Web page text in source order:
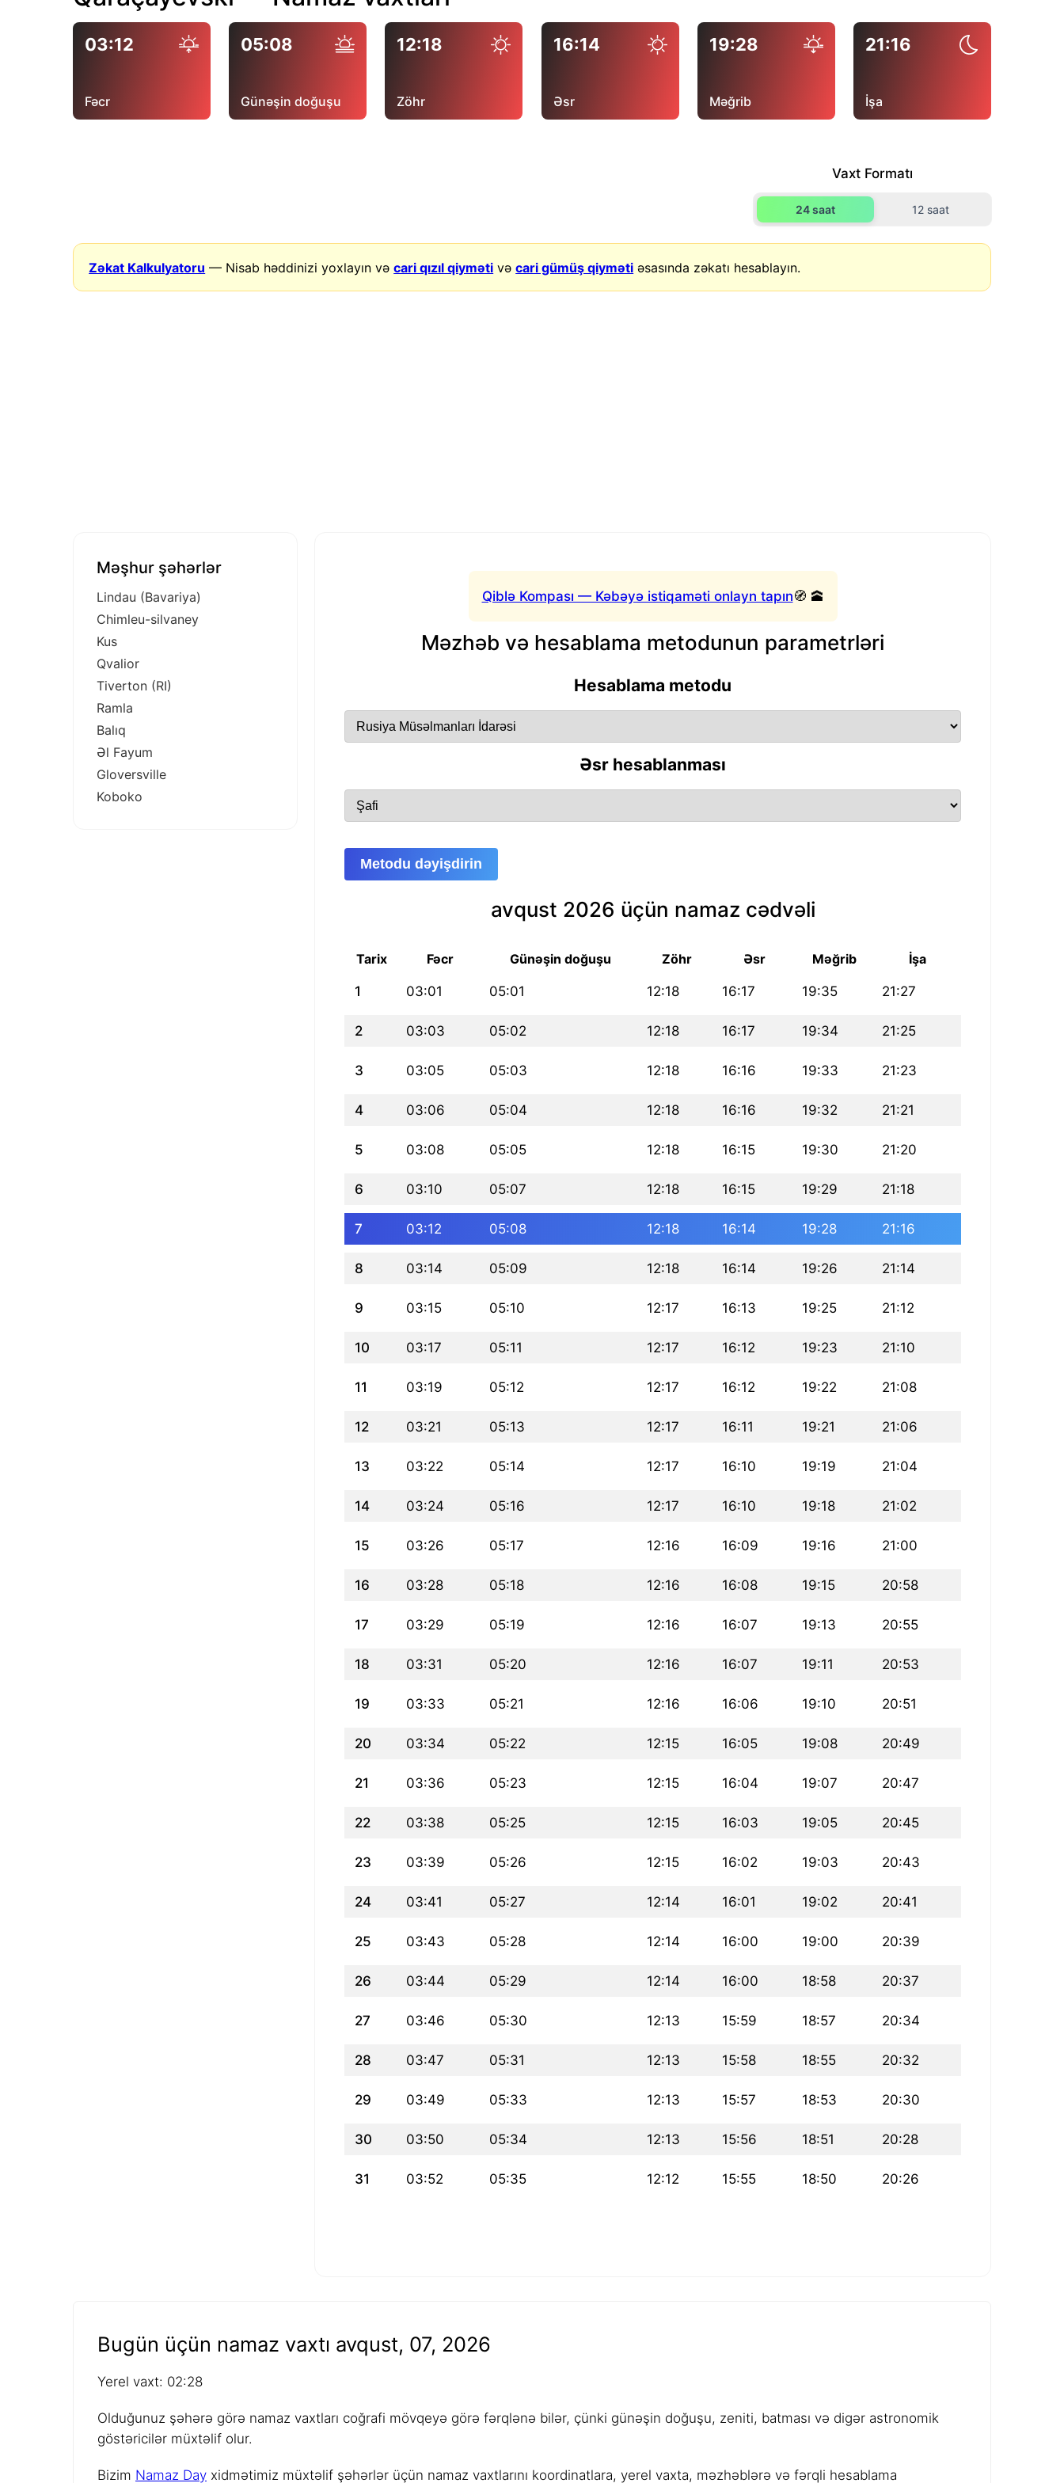
03:12
Fəcr
05:08
Günəşin doğuşu
12:18
Zöhr
16:14
Əsr
19:28
Məğrib
21:16
İşa
Vaxt Formatı
24 saat 12 saat
Zəkat Kalkulyatoru — Nisab həddinizi yoxlayın vəcari qızıl qiyməti vəcari gümüş qiyməti əsasında zəkatı hesablayın.
Qiblə Kompası — Kəbəyə istiqaməti onlayn tapın🧭 🕋
Məzhəb və hesablama metodunun parametrləri
Hesablama metodu
Əsr hesablanması
Metodu dəyişdirin
avqust 2026 üçün namaz cədvəli
Tarix Fəcr Günəşin doğuşu Zöhr Əsr Məğrib İşa
1 03:01 05:01 12:18 16:17 19:35 21:27
2 03:03 05:02 12:18 16:17 19:34 21:25
3 03:05 05:03 12:18 16:16 19:33 21:23
4 03:06 05:04 12:18 16:16 19:32 21:21
5 03:08 05:05 12:18 16:15 19:30 21:20
6 03:10 05:07 12:18 16:15 19:29 21:18
7 03:12 05:08 12:18 16:14 19:28 21:16
8 03:14 05:09 12:18 16:14 19:26 21:14
9 03:15 05:10 12:17 16:13 19:25 21:12
10 03:17 05:11 12:17 16:12 19:23 21:10
11 03:19 05:12 12:17 16:12 19:22 21:08
12 03:21 05:13 12:17 16:11 19:21 21:06
13 03:22 05:14 12:17 16:10 19:19 21:04
14 03:24 05:16 12:17 16:10 19:18 21:02
15 03:26 05:17 12:16 16:09 19:16 21:00
16 03:28 05:18 12:16 16:08 19:15 20:58
17 03:29 05:19 12:16 16:07 19:13 20:55
18 03:31 05:20 12:16 16:07 19:11 20:53
19 03:33 05:21 12:16 16:06 19:10 20:51
20 03:34 05:22 12:15 16:05 19:08 20:49
21 03:36 05:23 12:15 16:04 19:07 20:47
22 03:38 05:25 12:15 16:03 19:05 20:45
23 03:39 05:26 12:15 16:02 19:03 20:43
24 03:41 05:27 12:14 16:01 19:02 20:41
25 03:43 05:28 12:14 16:00 19:00 20:39
26 03:44 05:29 12:14 16:00 18:58 20:37
27 03:46 05:30 12:13 15:59 18:57 20:34
28 03:47 05:31 12:13 15:58 18:55 20:32
29 03:49 05:33 12:13 15:57 18:53 20:30
30 03:50 05:34 12:13 15:56 18:51 20:28
31 03:52 05:35 12:12 15:55 18:50 20:26
Məşhur şəhərlər
Lindau (Bavariya)
Chimleu-silvaney
Kus
Qvalior
Tiverton (RI)
Ramla
Balıq
Əl Fayum
Gloversville
Koboko
Bugün üçün namaz vaxtı avqust, 07, 2026
Yerel vaxt: 02:28
Olduğunuz şəhərə görə namaz vaxtları coğrafi mövqeyə görə fərqlənə bilər, çünki günəşin doğuşu, zeniti, batması və digər astronomik
göstəricilər müxtəlif olur.
Bizim Namaz Day xidmətimiz müxtəlif şəhərlər üçün namaz vaxtlarını koordinatlara, yerel vaxta, məzhəblərə və fərqli hesablama